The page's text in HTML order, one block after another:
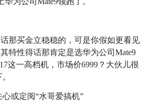
那买金立稳稳的，可是你假如更看见
特性得话那肯定是选华为公司Mate9
这一高档机，市场价6999？大伙儿很
或定阅“水哥爱搞机”